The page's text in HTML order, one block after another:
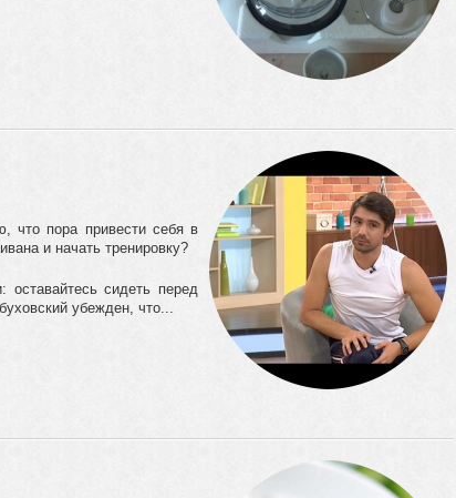
что пора привести себя в
и начать тренировку?
сидеть перед
убежден, что...